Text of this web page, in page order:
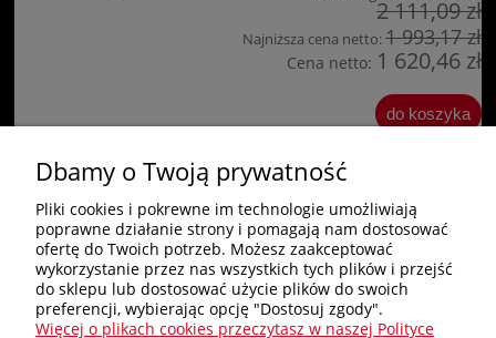
2 111,09 zł
Najniższa cena netto:1 993,17 zł
Cena netto: 1 620,46 zł
do koszyka
Zakupy
Pomoc
Dbamy o Twoją prywatność
Pliki cookies i pokrewne im technologie umożliwiają
poprawne działanie strony i pomagają nam dostosować
ofertę do Twoich potrzeb. Możesz zaakceptować
wykorzystanie przez nas wszystkich tych plików i przejść
do sklepu lub dostosować użycie plików do swoich
preferencji, wybierając opcję "Dostosuj zgody".
Więcej o plikach cookies przeczytasz w naszej Polityce